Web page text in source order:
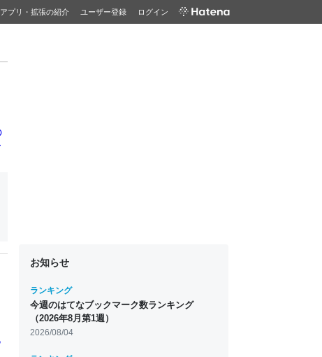
アプリ・拡張の紹介 ユーザー登録 ログイン
お知らせ
ランキング
今週のはてなブックマーク数ランキング
（2026年8月第1週）
2026/08/04